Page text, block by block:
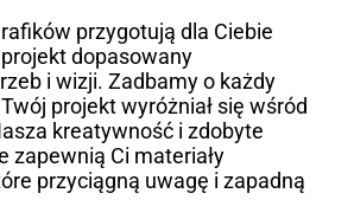
przygotują dla Ciebie
dopasowany
i wizji. Zadbamy o każdy
projekt wyróżniał się wśród
kreatywność i zdobyte
zapewnią Ci materiały
przyciągną uwagę i zapadną